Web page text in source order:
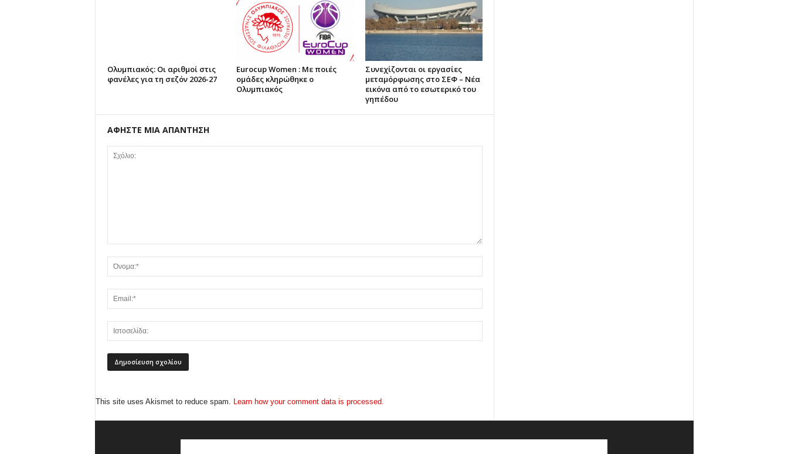
Ολυμπιακός: Οι αριθμοί στις
φανέλες για τη σεζόν 2026-27
Eurocup Women : Με ποιές
ομάδες κληρώθηκε ο
Ολυμπιακός
Συνεχίζονται οι εργασίες
μεταμόρφωσης στο ΣΕΦ – Νέα
εικόνα από το εσωτερικό του
γηπέδου
ΑΦΗΣΤΕ ΜΙΑ ΑΠΑΝΤΗΣΗ
This site uses Akismet to reduce spam. Learn how your comment data is processed.